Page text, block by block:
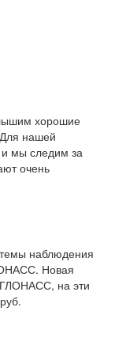
хорошие
Для нашей
и мы следим за
очень
наблюдения
Новая
на эти